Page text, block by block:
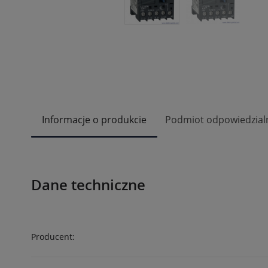
Informacje o produkcie Podmiot
Dane techniczne
Producent: